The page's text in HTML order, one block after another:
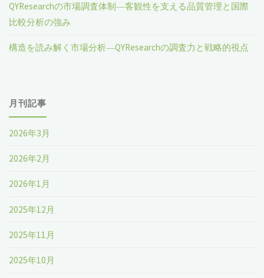
QYResearchの市場調査体制―客観性を支える品質管理と国際
比較分析の強み
構造を読み解く市場分析―QYResearchの調査力と戦略的視点
月刊記事
2026年3月
2026年2月
2026年1月
2025年12月
2025年11月
2025年10月